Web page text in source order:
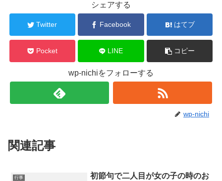
シェアする
Twitter Facebook はてブ
Pocket LINE コピー
wp-nichiをフォローする
wp-nichi
関連記事
行事
初節句で二人目が女の子の時のお